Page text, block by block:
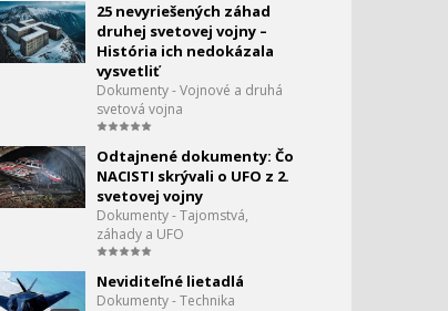
25 nevyriešených záhad
druhej svetovej vojny –
História ich nedokázala
vysvetliť
Dokumenty - Vojnové a druhá
svetová vojna
Odtajnené dokumenty: Čo
NACISTI skrývali o UFO z 2.
svetovej vojny
Dokumenty - Tajomstvá,
záhady a UFO
Neviditeľné lietadlá
Dokumenty - Technika